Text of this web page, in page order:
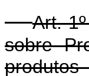
Art.
sobre